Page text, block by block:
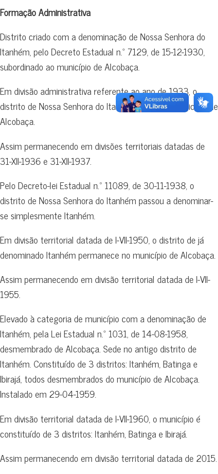
Formação Administrativa
Distrito criado com a denominação de Nossa Senhora do
Itanhém, pelo Decreto Estadual n.º 7129, de 15-12-1930,
subordinado ao município de Alcobaça.
Em divisão administrativa referente ao ano de 1933, o
distrito de Nossa Senhora do Itanhém figura no município de
Alcobaça.
Assim permanecendo em divisões territoriais datadas de
31-XII-1936 e 31-XII-1937.
Pelo Decreto-lei Estadual n.º 11089, de 30-11-1938, o
distrito de Nossa Senhora do Itanhém passou a denominar-
se simplesmente Itanhém.
Em divisão territorial datada de I-VII-1950, o distrito de já
denominado Itanhém permanece no município de Alcobaça.
Assim permanecendo em divisão territorial datada de I-VII-
1955.
Elevado à categoria de município com a denominação de
Itanhém, pela Lei Estadual n.º 1031, de 14-08-1958,
desmembrado de Alcobaça. Sede no antigo distrito de
Itanhém. Constituído de 3 distritos: Itanhém, Batinga e
Ibirajá, todos desmembrados do município de Alcobaça.
Instalado em 29-04-1959.
Em divisão territorial datada de I-VII-1960, o município é
constituído de 3 distritos: Itanhém, Batinga e Ibirajá.
Assim permanecendo em divisão territorial datada de 2015.